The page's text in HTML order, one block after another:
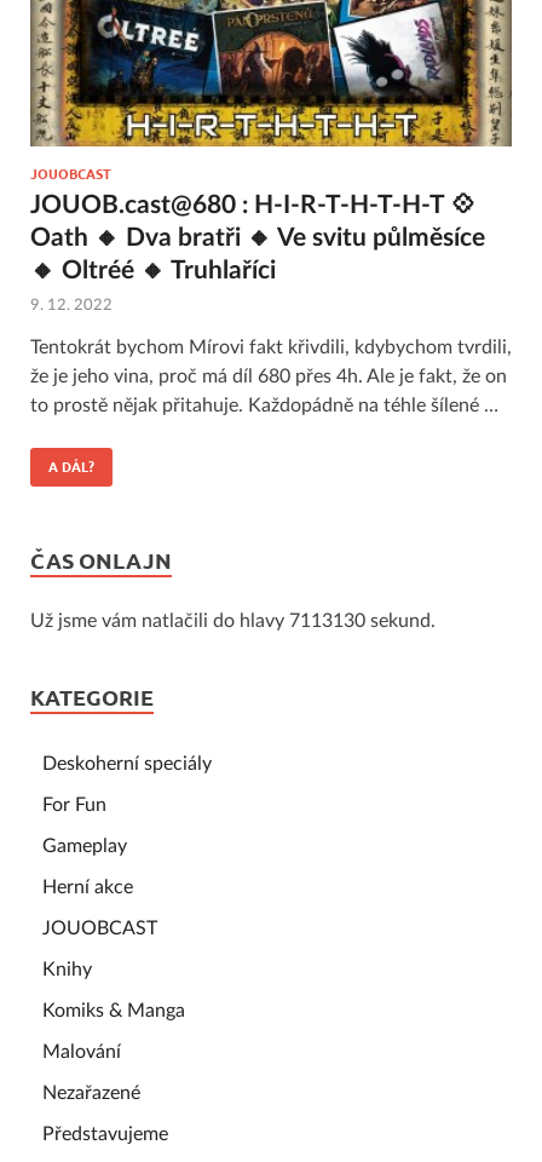
JOUOBCAST
JOUOB.cast@680 : H-I-R-T-H-T-H-T 💠
Oath 🔸 Dva bratři 🔸 Ve svitu půlměsíce
🔸 Oltréé 🔸 Truhlaříci
9. 12. 2022
Tentokrát bychom Mírovi fakt křivdili, kdybychom tvrdili,
že je jeho vina, proč má díl 680 přes 4h. Ale je fakt, že on
to prostě nějak přitahuje. Každopádně na téhle šílené …
A DÁL?
ČAS ONLAJN
Už jsme vám natlačili do hlavy 7113130 sekund.
KATEGORIE
Deskoherní speciály
For Fun
Gameplay
Herní akce
JOUOBCAST
Knihy
Komiks & Manga
Malování
Nezařazené
Představujeme